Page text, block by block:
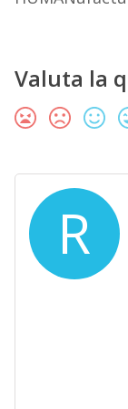
Valuta la
R